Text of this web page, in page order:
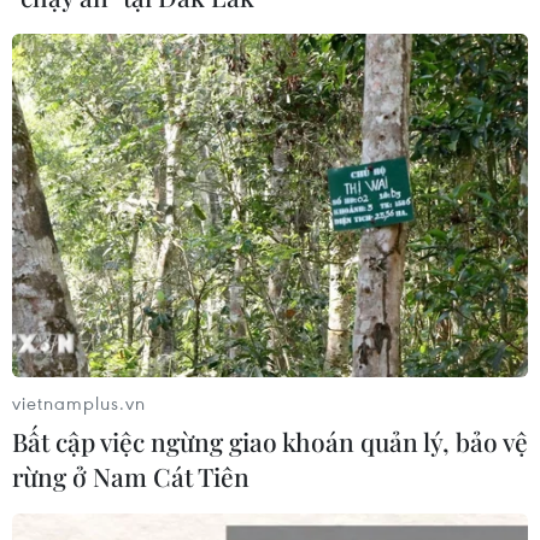
nhãn hiệu nổi tiếng tại Đắk Lắk
04/08/2026 14:34
Ba tỉnh biên giới đề xuất giải pháp
tăng hiệu quả chống buôn lậu thuốc
lá
04/08/2026 14:20
Xử phạt người đăng tải tin sai sự thật
về Dự án Trục đại lộ cảnh quan sông
Hồng
04/08/2026 13:44
vietnamplus.vn
Bất cập việc ngừng giao khoán quản lý, bảo vệ
rừng ở Nam Cát Tiên